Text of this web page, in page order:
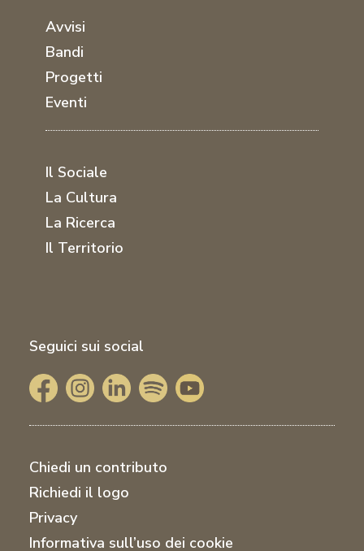
Avvisi
Bandi
Progetti
Eventi
Il Sociale
La Cultura
La Ricerca
Il Territorio
Seguici sui social
Chiedi un contributo
Richiedi il logo
Privacy
Informativa sull’uso dei cookie